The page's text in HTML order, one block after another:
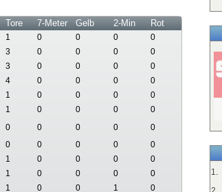
Tore 7-Meter Gelb 2-Min Rot
1 0 0 0
0
3 0 0 0
0
3 0 0 0
0
4 0 0 0
0
1 0 0 0
0
1 0 0 0
0
0 0 0 0
0
0 0 0 0
0
1 0 0 0
0
1 0 0 0
0
1 0 0 1 0
1.